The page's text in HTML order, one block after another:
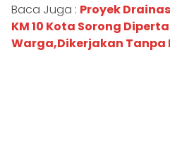
Baca Juga : Proyek
KM 10 Kota Sorong
Warga,Dikerjakan Tanpa